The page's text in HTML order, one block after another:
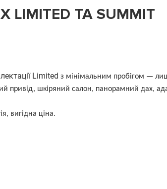
ТА SUMMIT
Limited з мінімальним пробігом —
привід, шкіряний салон, панорамний дах,
вигідна ціна.